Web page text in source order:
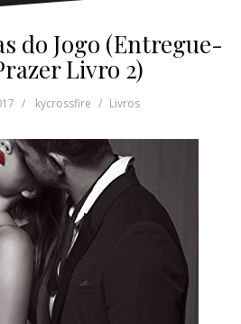
do Jogo (Entregue-
Livro 2)
kycrossfire Livros